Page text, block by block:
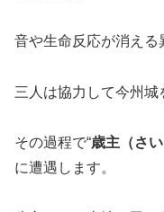
音や生命反応が消える
三人は協力して今州城
その過程で“歳主（さ
に遭遇します。